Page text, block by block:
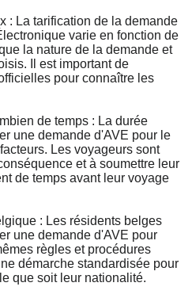
: La tarification de la demande
varie en fonction de
la nature de la demande et
Il est important de
pour connaître les
de temps : La durée
une demande d'AVE pour le
Les voyageurs sont
et à soumettre leur
de temps avant leur voyage
: Les résidents belges
une demande d'AVE pour
règles et procédures
démarche standardisée pour
que soit leur nationalité.